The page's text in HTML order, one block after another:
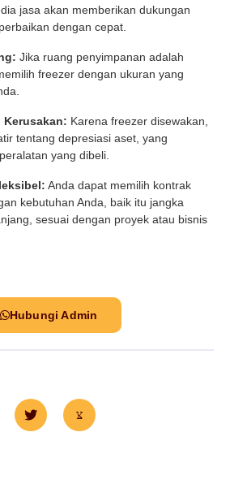
jasa akan memberikan dukungan
dengan cepat.
Jika ruang penyimpanan adalah
freezer dengan ukuran yang
Kerusakan: Karena freezer disewakan,
tentang depresiasi aset, yang
yang dibeli.
Anda dapat memilih kontrak
kebutuhan Anda, baik itu jangka
sesuai dengan proyek atau bisnis
Hubungi Admin